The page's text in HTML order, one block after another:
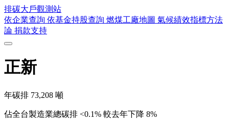
排碳大戶觀測站
依企業查詢 依基金持股查詢 燃煤工廠地圖 氣候績效指標方法
論 捐款支持
正新
年碳排 73,208 噸
佔全台製造業總碳排 <0.1% 較去年下降 8%